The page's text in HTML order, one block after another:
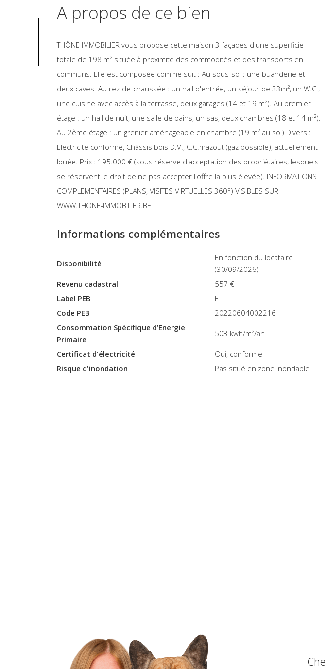
A propos de ce bien
THÔNE IMMOBILIER vous propose cette maison 3 façades d'une superficie
totale de 198 m² située à proximité des commodités et des transports en
communs. Elle est composée comme suit : Au sous-sol : une buanderie et
deux caves. Au rez-de-chaussée : un hall d'entrée, un séjour de 33m², un W.C.,
une cuisine avec accès à la terrasse, deux garages (14 et 19 m²). Au premier
étage : un hall de nuit, une salle de bains, un sas, deux chambres (18 et 14 m²).
Au 2ème étage : un grenier aménageable en chambre (19 m² au sol) Divers :
Electricité conforme, Châssis bois D.V., C.C.mazout (gaz possible), actuellement
louée. Prix : 195.000 € (sous réserve d'acceptation des propriétaires, lesquels
se réservent le droit de ne pas accepter l'offre la plus élevée). INFORMATIONS
COMPLEMENTAIRES (PLANS, VISITES VIRTUELLES 360°) VISIBLES SUR
WWW.THONE-IMMOBILIER.BE
Informations complémentaires
Disponibilité
En fonction du locataire
(30/09/2026)
Revenu cadastral
557 €
Label PEB
F
Code PEB
20220604002216
Consommation Spécifique d’Energie
Primaire
503 kwh/m²/an
Certificat d'électricité
oui, conforme
Risque d'inondation
pas situé en zone inondable